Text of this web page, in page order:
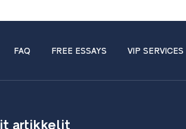
FAQ FREE ESSAYS VIP SERVICES
artikkelit